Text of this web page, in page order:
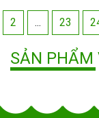
2 ... 23
SẢN PHẨM